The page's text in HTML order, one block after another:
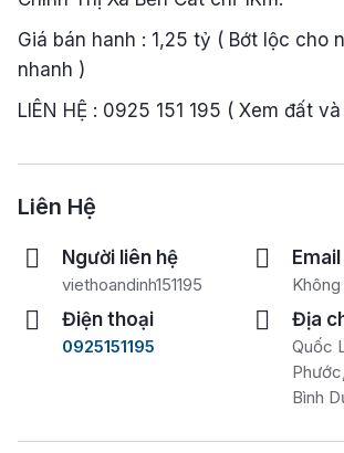
Giá bán hanh : 1,25 tỷ ( Bớt lộc cho
nhanh )
LIÊN HỆ : 0925 151 195 ( Xem đất
Liên Hệ
Người liên hệ
viethoandinh151195
Email
Điện thoại
0925151195
Địa
Quốc
Bình